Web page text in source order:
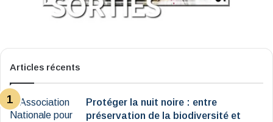
Articles récents
Protéger la nuit noire : entre
préservation de la biodiversité et